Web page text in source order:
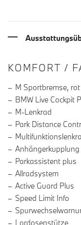
KOMFORT /
M Sportbremse,
BMW Live Cockpit
M-Lenkrad
Park Distance
Parkassistent plus
Allradsystem
Active Guard Plus
Speed Limit Info
Lordosenstütze